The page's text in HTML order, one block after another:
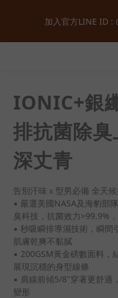
００  購物金 ‧ 累
加入官方LINE ID :
全館購物滿  ＄１８００
IONIC+銀
排抗菌除
深丈青
告別汗味ｘ型男必備 全天
▪ 嚴選美國NASA及海豹部
臭科技，抗菌效力>99.9%
▪ 秒吸瞬排導濕技術，瞬間
肌膚乾爽不黏膩
▪ 200GSM黃金磅數面料，
展現沉穩的身型線條
▪ 肩線前傾5/8"穿著更舒適
變形